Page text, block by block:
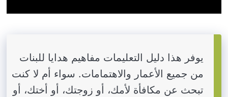
يوفر هذا دليل التعليمات مفاهيم هدايا للبنات
من جميع الأعمار والاهتمامات. سواء أم لا كنت
تبحث عن مكافأة لأمك، أو زوجتك، أو أختك، أو